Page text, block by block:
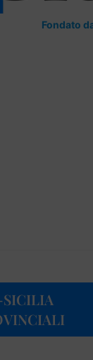
Fondato